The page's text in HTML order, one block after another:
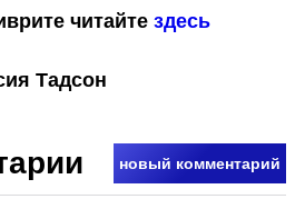
читайте здесь
Тадсон
новый комментарий